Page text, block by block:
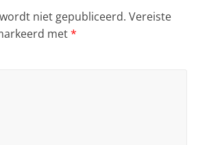
niet gepubliceerd. Vereiste
met*